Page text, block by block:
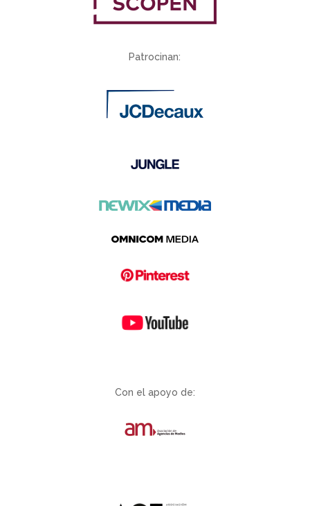
Patrocinan:
Con el apoyo de: